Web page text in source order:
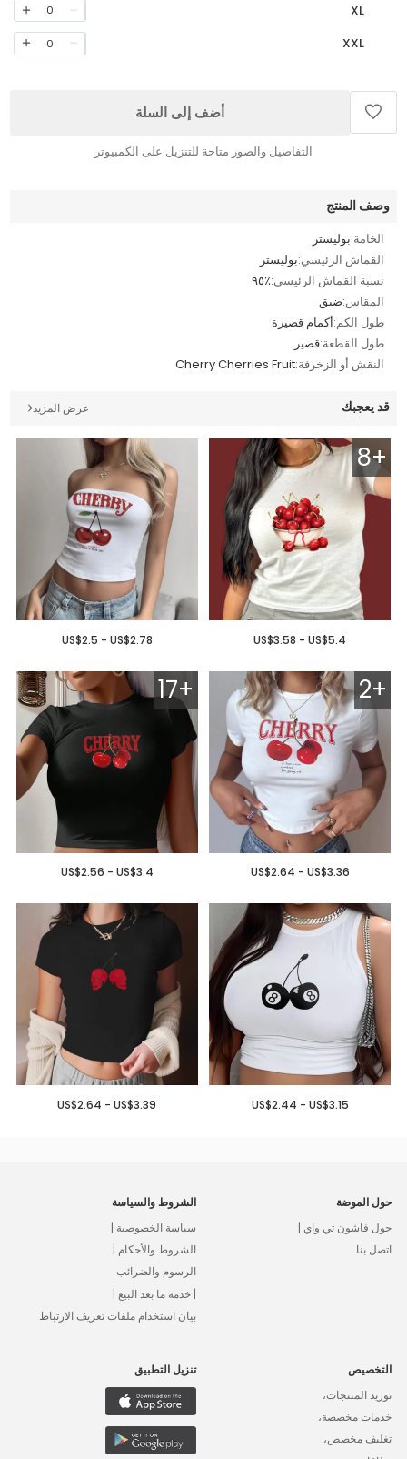
XL
0
XXL
0
أضف إلى السلة
التفاصيل والصور متاحة للتنزيل على الكمبيوتر
وصف المنتج
الخامة:بوليستر
القماش الرئيسي:بوليستر
نسبة القماش الرئيسي:٪٩٥
المقاس:ضيق
طول الكم:أكمام قصيرة
طول القطعة:قصير
النقش أو الزخرفة:Cherry Cherries Fruit
قد يعجبك عرض المزيد
8+
US$3.58 - US$5.4
US$2.5 - US$2.78
2+
US$2.64 - US$3.36
17+
US$2.56 - US$3.4
US$2.44 - US$3.15
US$2.64 - US$3.39
حول الموضة
حول فاشون تي واي |
اتصل بنا
الشروط والسياسة
سياسة الخصوصية |
الشروط والأحكام |
الرسوم والضرائب
| خدمة ما بعد البيع |
بيان استخدام ملفات تعريف الارتباط
التخصيص
توريد المنتجات،
خدمات مخصصة،
تغليف مخصص،
تنزيل التطبيق